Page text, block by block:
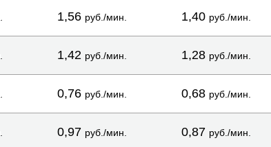
1,56 руб./мин. 1,40 руб./мин.
1,42 руб./мин. 1,28 руб./мин.
0,76 руб./мин. 0,68 руб./мин.
0,97 руб./мин. 0,87 руб./мин.